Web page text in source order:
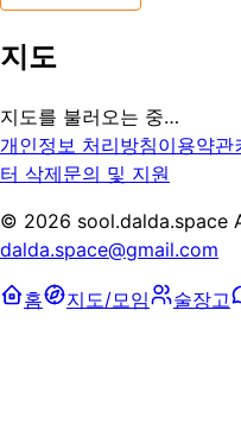
지도
지도를 불러오는 중…
개인정보 처리방침이용약관
터 삭제문의 및 지원
© 2026 sool.dalda.space
dalda.space@gmail.com
홈 지도/모임 술장고